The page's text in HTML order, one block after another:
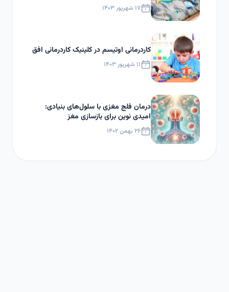
۱۷ شهریور ۱۴۰۳
کاردرمانی اوتیسم در کلینیک کاردرمانی افق
۱۱ شهریور ۱۴۰۳
درمان فلج مغزی با سلول‌های بنیادی:
امیدی نوین برای بازسازی مغز
۲۶ بهمن ۱۴۰۲